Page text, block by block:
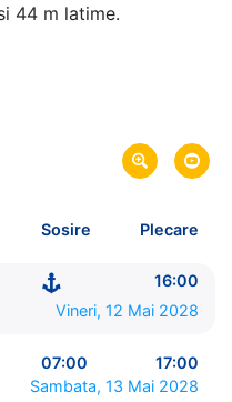
44 m latime.
Florida, SUA
Sosire Plecare
16:00
Vineri, 12 Mai 2028
07:00
17:00
Sambata, 13 Mai 2028